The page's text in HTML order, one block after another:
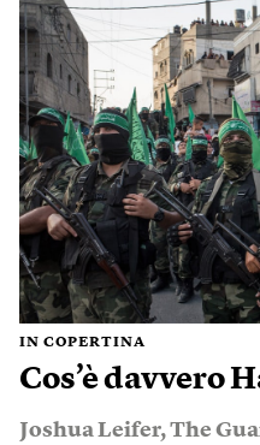
IN COPERTINA
Cos’è davvero
Joshua Leifer,The